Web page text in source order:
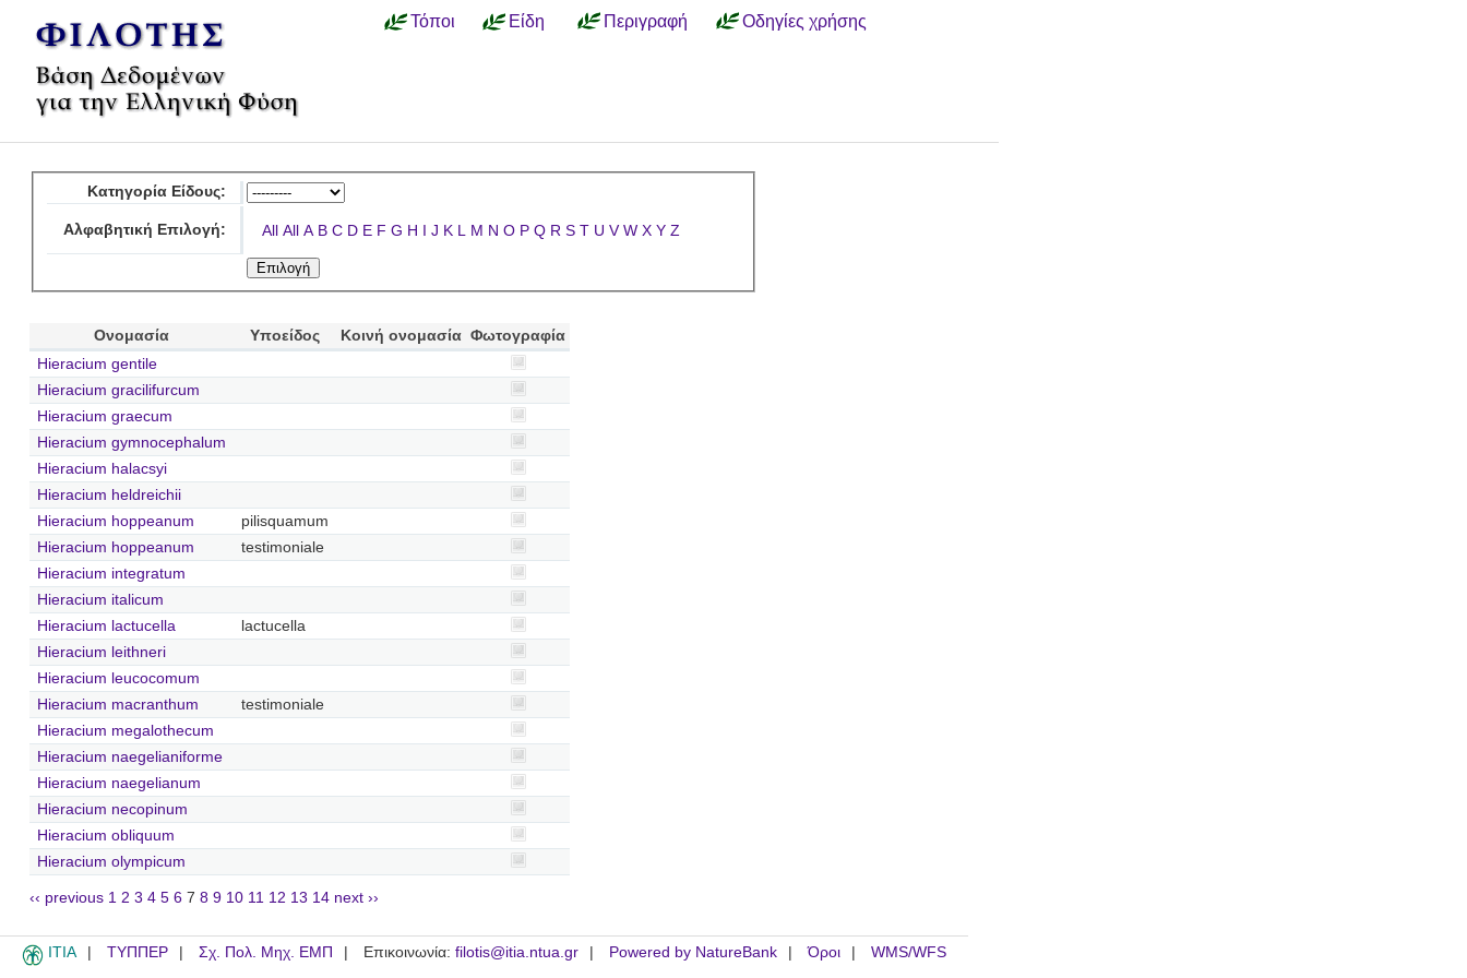
Τόποι Είδη Περιγραφή Οδηγίες χρήσης
Κατηγορία Είδους:
Αλφαβητική Επιλογή: All All A B C D E F G H I J K L M N O P Q R S T U V W X Y Z
Ονομασία Υποείδος Κοινή ονομασία Φωτογραφία
Hieracium gentile
Hieracium gracilifurcum
Hieracium graecum
Hieracium gymnocephalum
Hieracium halacsyi
Hieracium heldreichii
Hieracium hoppeanum
pilisquamum
Hieracium hoppeanum
testimoniale
Hieracium integratum
Hieracium italicum
Hieracium lactucella
lactucella
Hieracium leithneri
Hieracium leucocomum
Hieracium macranthum
testimoniale
Hieracium megalothecum
Hieracium naegelianiforme
Hieracium naegelianum
Hieracium necopinum
Hieracium obliquum
Hieracium olympicum
‹‹ previous 1 2 3 4 5 6 7 8 9 10 11 12 13 14 next ››
ITIA ΤΥΠΠΕΡ Σχ. Πολ. Μηχ. ΕΜΠ Επικοινωνία: filotis@itia.ntua.gr Powered by NatureBank Όροι WMS/WFS